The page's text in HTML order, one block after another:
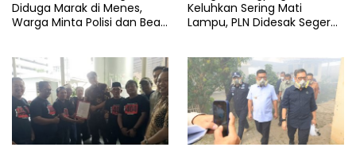
Diduga Marak di Menes,
Warga Minta Polisi dan Bea
Keluhkan Sering Mati
Lampu, PLN Didesak Segera